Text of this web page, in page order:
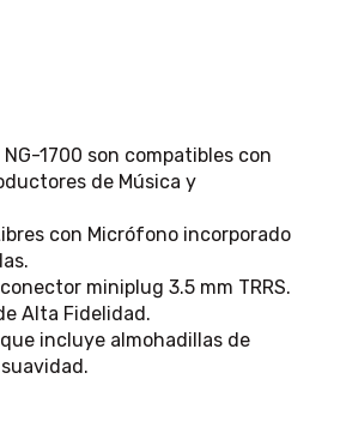
1700 son compatibles con
de Música y
con Micrófono incorporado
miniplug 3.5 mm TRRS.
Alta Fidelidad.
incluye almohadillas de